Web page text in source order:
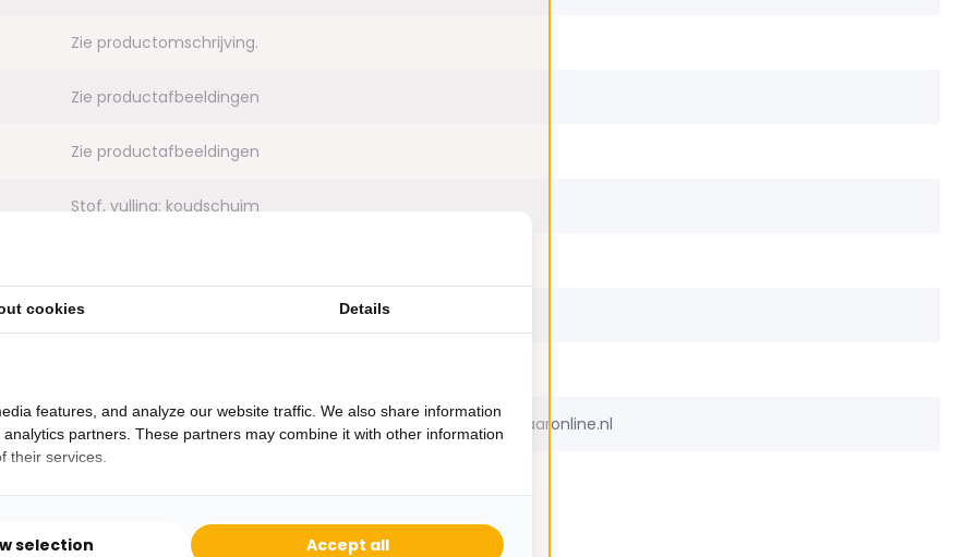
onverhoopt toch nog een
en lendekussens die te
voor je klaar om je te
contact op met de
bij Bazaaronline, wel goed!!
Zie productomschrijving.
Zie productafbeeldingen
Zie productafbeeldingen
Stof, vulling; koudschuim
45 cm
Velours borstel + textiel reiniger. Meer informatie?info@bazaaronline.nl
cookies Details
features, and analyze our website traffic. We also share information
partners. These partners may combine it with other information
their services.
selection Accept all